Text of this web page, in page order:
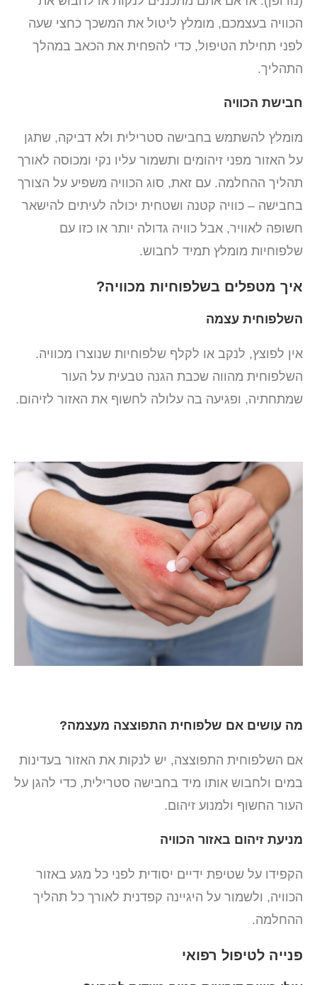
הכוויה בעצמכם, מומלץ ליטול את המשכך כחצי שעה
לפני תחילת הטיפול, כדי להפחית את הכאב במהלך
התהליך.
חבישת הכוויה
מומלץ להשתמש בחבישה סטרילית ולא דביקה, שתגן
על האזור מפני זיהומים ותשמור עליו נקי ומכוסה לאורך
תהליך ההחלמה. עם זאת, סוג הכוויה משפיע על הצורך
בחבישה – כוויה קטנה ושטחית יכולה לעיתים להישאר
חשופה לאוויר, אבל כוויה גדולה יותר או כזו עם
שלפוחיות מומלץ תמיד לחבוש.
איך מטפלים בשלפוחיות מכוויה?
השלפוחית עצמה
אין לפוצץ, לנקב או לקלף שלפוחיות שנוצרו מכוויה.
השלפוחית מהווה שכבת הגנה טבעית על העור
שמתחתיה, ופגיעה בה עלולה לחשוף את האזור לזיהום.
מה עושים אם שלפוחית התפוצצה מעצמה?
אם השלפוחית התפוצצה, יש לנקות את האזור בעדינות
במים ולחבוש אותו מיד בחבישה סטרילית, כדי להגן על
העור החשוף ולמנוע זיהום.
מניעת זיהום באזור הכוויה
הקפידו על שטיפת ידיים יסודית לפני כל מגע באזור
הכוויה, ולשמור על היגיינה קפדנית לאורך כל תהליך
ההחלמה.
פנייה לטיפול רפואי